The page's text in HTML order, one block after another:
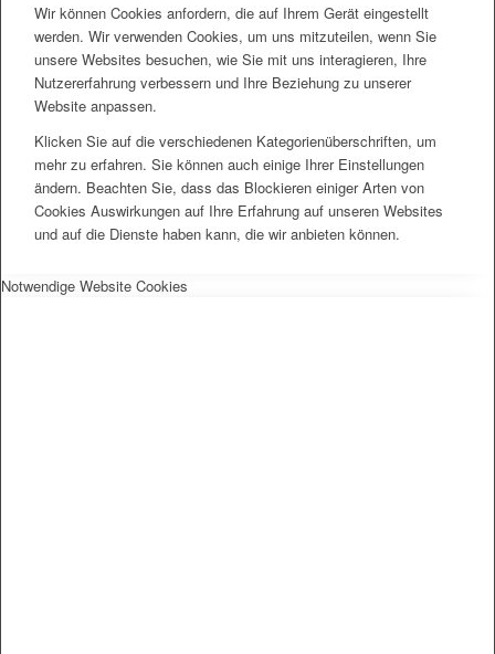
Wir können Cookies anfordern, die auf Ihrem Gerät eingestellt
werden. Wir verwenden Cookies, um uns mitzuteilen, wenn Sie
unsere Websites besuchen, wie Sie mit uns interagieren, Ihre
Nutzererfahrung verbessern und Ihre Beziehung zu unserer
Website anpassen.
Klicken Sie auf die verschiedenen Kategorienüberschriften, um
mehr zu erfahren. Sie können auch einige Ihrer Einstellungen
ändern. Beachten Sie, dass das Blockieren einiger Arten von
Cookies Auswirkungen auf Ihre Erfahrung auf unseren Websites
und auf die Dienste haben kann, die wir anbieten können.
Notwendige Website Cookies